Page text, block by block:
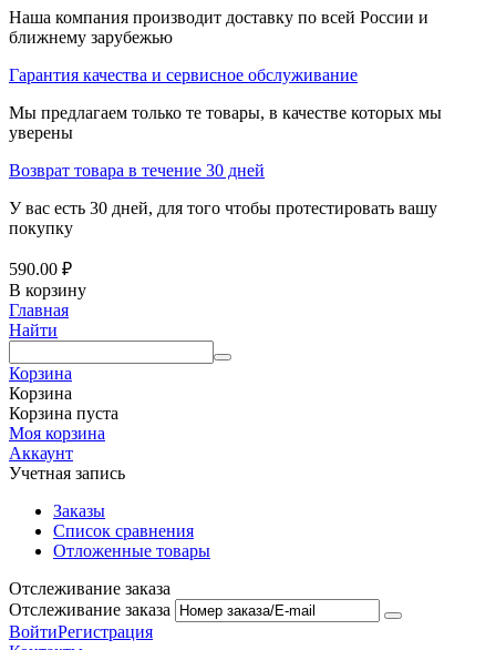
Наша компания производит доставку по всей России и
ближнему зарубежью
Гарантия качества и сервисное обслуживание
Мы предлагаем только те товары, в качестве которых мы
уверены
Возврат товара в течение 30 дней
У вас есть 30 дней, для того чтобы протестировать вашу
покупку
590.00 ₽
В корзину
Главная
Найти
Корзина
Корзина
Корзина пуста
Моя корзина
Аккаунт
Учетная запись
Заказы
Список сравнения
Отложенные товары
Отслеживание заказа
Отслеживание заказа
ВойтиРегистрация